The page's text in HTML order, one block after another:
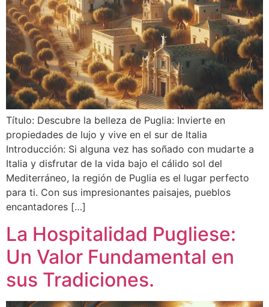
Título: Descubre la belleza de Puglia: Invierte en
propiedades de lujo y vive en el sur de Italia
Introducción: Si alguna vez has soñado con mudarte a
Italia y disfrutar de la vida bajo el cálido sol del
Mediterráneo, la región de Puglia es el lugar perfecto
para ti. Con sus impresionantes paisajes, pueblos
encantadores […]
La Hospitalidad Pugliese:
Un Valor Fundamental en
sus Tradiciones.